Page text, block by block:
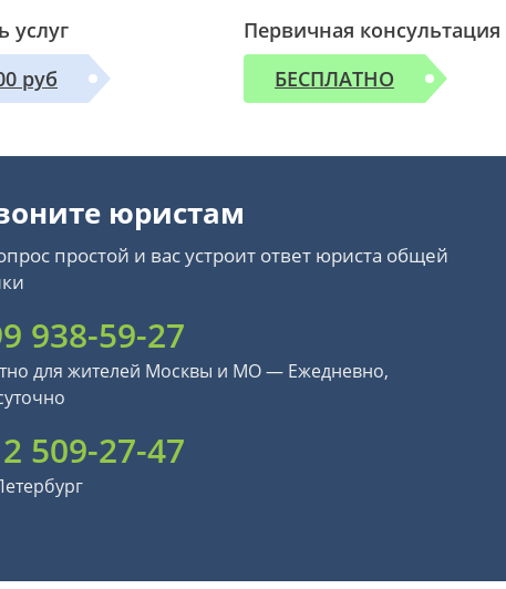
услуг
руб
Первичная
БЕСПЛАТНО
юристам
простой и вас устроит ответ юриста общей
938-59-27
для жителей Москвы и МО — Ежедневно,
509-27-47